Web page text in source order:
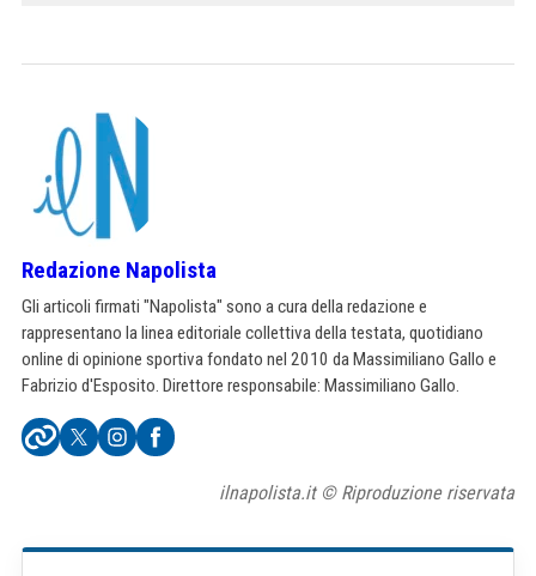
Redazione Napolista
Gli articoli firmati "Napolista" sono a cura della redazione e
rappresentano la linea editoriale collettiva della testata, quotidiano
online di opinione sportiva fondato nel 2010 da Massimiliano Gallo e
Fabrizio d'Esposito. Direttore responsabile: Massimiliano Gallo.
ilnapolista.it © Riproduzione riservata